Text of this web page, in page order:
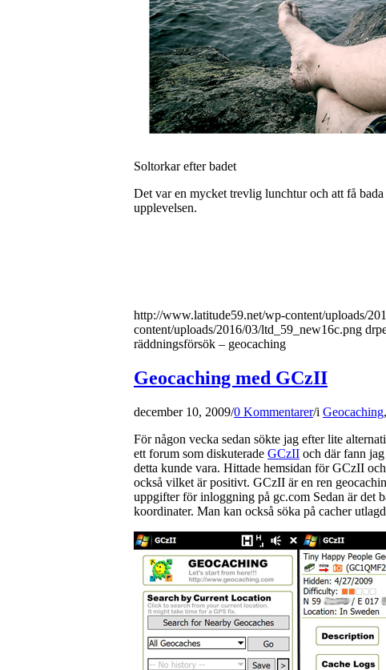
Soltorkar efter badet
Det var en mycket trevlig lunchtur och att få
upplevelsen.
http://www.latitude59.net/wp-content/uploads/
content/uploads/2016/03/ltd_59_new16c.png
räddningsförsök – geocaching
Geocaching med GCzII
december 10, 2009/0 Kommentarer/i Geocaching,
För någon vecka sedan sökte jag efter lite
ett forum som diskuterade GCzII och där fann
detta kunde vara. Hittade hemsidan för GCzII
också vilket är positivt. GCzII är en ren
uppgifter för inloggning på gc.com Sedan är det
koordinater. Man kan också söka på cacher